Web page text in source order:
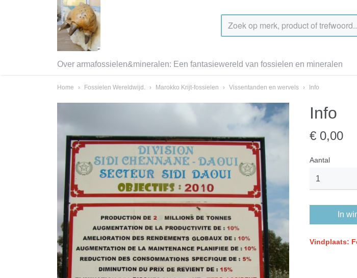
Over armafossielen&mineralen: Een fantasiewereld van fossielen en mineralen
Home › Fossielen Wereldwijd. › Marokko Krijt-fossielen › Vissentanden en wervels › Info
Info
€ 0,00
Aantal
In
Vindplaats: